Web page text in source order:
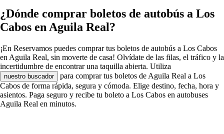
¿Dónde comprar boletos de autobús a Los
Cabos en Aguila Real?
¡En Reservamos puedes comprar tus boletos de autobús a Los Cabos
en Aguila Real, sin moverte de casa! Olvídate de las filas, el tráfico y la
incertidumbre de encontrar una taquilla abierta. Utiliza
nuestro buscador
para comprar tus boletos de Aguila Real a Los
Cabos de forma rápida, segura y cómoda. Elige destino, fecha, hora y
asientos. Paga seguro y recibe tu boleto a Los Cabos en autobuses
Aguila Real en minutos.